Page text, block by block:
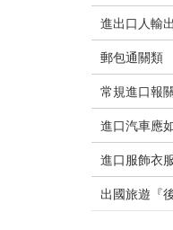
進出口人輸
郵包通關類
常規進口報
進口汽車應
進口服飾衣
出國旅遊『